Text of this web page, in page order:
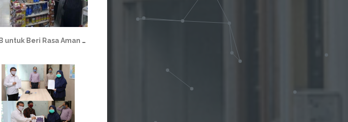
SKB untuk Beri Rasa Aman Entitas Koperasi